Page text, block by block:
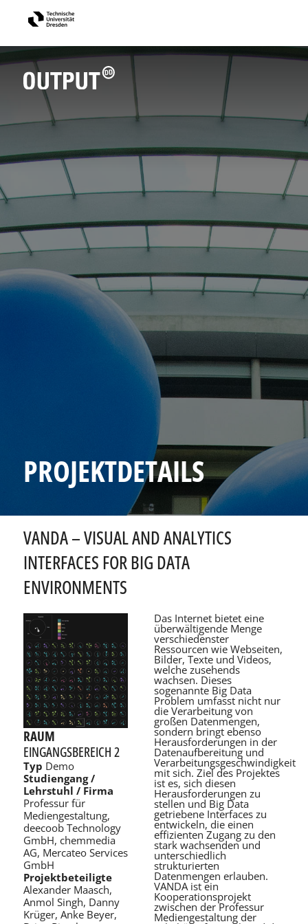
PROJEKTDETAILS
VANDA – VISUAL AND ANALYTICS
INTERFACES FOR BIG DATA
ENVIRONMENTS
RAUM
EINGANGSBEREICH 2
Typ Demo
Studiengang /
Lehrstuhl / Firma
Professur für
Mediengestaltung,
deecoob Technology
GmbH, chemmedia
AG, Mercateo Services
GmbH
Projektbeteiligte
Alexander Maasch,
Anmol Singh, Danny
Krüger, Anke Beyer,
Das Internet bietet eine
überwältigende Menge
verschiedenster
Ressourcen wie Webseiten,
Bilder, Texte und Videos,
welche zusehends
wachsen. Dieses
sogenannte Big Data
Problem umfasst nicht nur
die Verarbeitung von
großen Datenmengen,
sondern bringt ebenso
Herausforderungen in der
Datenaufbereitung und
Verarbeitungsgeschwindigkeit
mit sich. Ziel des Projektes
ist es, sich diesen
Herausforderungen zu
stellen und Big Data
getriebene Interfaces zu
entwickeln, die einen
effizienten Zugang zu den
stark wachsenden und
unterschiedlich
strukturierten
Datenmengen erlauben.
VANDA ist ein
Kooperationsprojekt
zwischen der Professur
Mediengestaltung der